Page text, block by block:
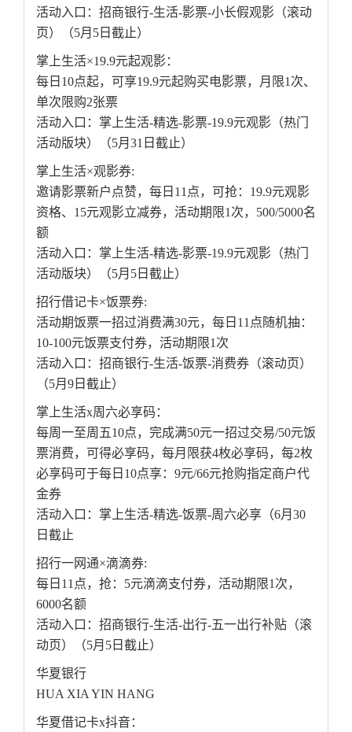
活动入口：招商银行-生活-影票-小长假观影（滚动
页）（5月5日截止）
掌上生活×19.9元起观影：
每日10点起，可享19.9元起购买电影票，月限1次、
单次限购2张票
活动入口：掌上生活-精选-影票-19.9元观影（热门
活动版块）（5月31日截止）
掌上生活×观影券:
邀请影票新户点赞，每日11点，可抢：19.9元观影
资格、15元观影立减券，活动期限1次，500/5000名
额
活动入口：掌上生活-精选-影票-19.9元观影（热门
活动版块）（5月5日截止）
招行借记卡×饭票券:
活动期饭票一招过消费满30元，每日11点随机抽：
10-100元饭票支付券，活动期限1次
活动入口：招商银行-生活-饭票-消费券（滚动页）
（5月9日截止）
掌上生活x周六必享码：
每周一至周五10点，完成满50元一招过交易/50元饭
票消费，可得必享码，每月限获4枚必享码，每2枚
必享码可于每日10点享：9元/66元抢购指定商户代
金券
活动入口：掌上生活-精选-饭票-周六必享（6月30
日截止
招行一网通×滴滴券:
每日11点，抢：5元滴滴支付券，活动期限1次，
6000名额
活动入口：招商银行-生活-出行-五一出行补贴（滚
动页）（5月5日截止）
华夏银行
HUA XIA YIN HANG
华夏借记卡x抖音：